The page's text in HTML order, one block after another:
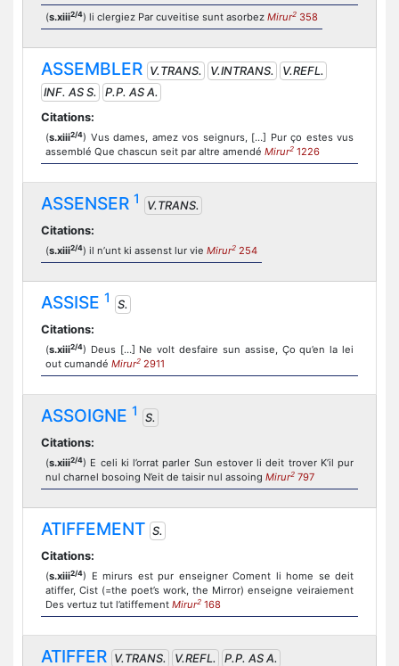
(s.xiii2/4) li clergiez Par cuveitise sunt asorbez Mirur2 358
ASSEMBLER V.TRANS. V.INTRANS.
V.REFL.
INF. AS S.
P.P. AS A.
Citations:
(s.xiii2/4) Vus dames, amez vos seignurs, […] Pur ço estes vus
assemblé Que chascun seit par altre amendé Mirur2 1226
ASSENSER 1
V.TRANS.
Citations:
(s.xiii2/4) il n’unt ki assenst lur vie Mirur2 254
ASSISE 1
S.
Citations:
(s.xiii2/4) Deus […] Ne volt desfaire sun assise, Ço qu’en la lei
out cumandé Mirur2 2911
ASSOIGNE 1
S.
Citations:
(s.xiii2/4) E celi ki l’orrat parler Sun estover li deit trover K’il pur
nul charnel bosoing N’eit de taisir nul assoing Mirur2 797
ATIFFEMENT S.
Citations:
(s.xiii2/4) E mirurs est pur enseigner Coment li home se deit
atiffer, Cist (=the poet’s work, the Mirror) enseigne veiraiement
Des vertuz tut l’atiffement Mirur2 168
ATIFFER V.TRANS. V.REFL. P.P. AS A.